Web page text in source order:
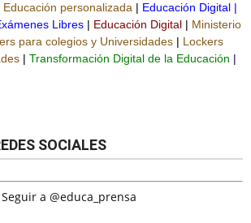
Educación personalizada | Educación Digital |
Libres | Educación Digital | Ministerio
para colegios y Universidades | Lockers
| Transformación Digital de la Educación |
SOCIALES
Seguir a @educa_prensa